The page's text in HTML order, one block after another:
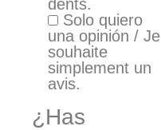
dents.
Solo quiero
una opinión / Je
souhaite
simplement un
avis.
¿Has